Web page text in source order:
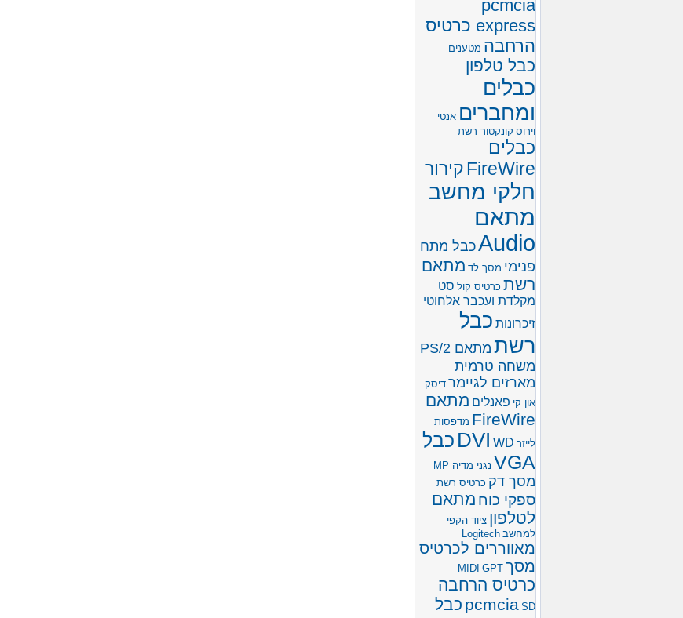
pcmcia
express כרטיס
הרחבה מטענים
כבל טלפון
כבלים
ומחברים אנטי
וירוס קונקטור רשת
כבלים
FireWireקירור
חלקי מחשב
מתאם
Audioכבל מתח
פנימי מסך לד מתאם
רשת כרטיס קול סט
מקלדת ועכבר אלחוטי
זיכרונות כבל
רשת מתאם PS/2
משחה טרמית
מארזים לגיימר דיסק
און קי פאנלים מתאם
FireWire מדפסות
לייזר
DVI WD
כבל
VGA נגני מדיה MP
מסך דק כרטיס רשת
ספקי כוח מתאם
לטלפון ציוד הקפי
למחשב Logitech
מאווררים לכרטיס
מסך
MIDI GPT
כרטיס הרחבה
pcmcia SD
כבל